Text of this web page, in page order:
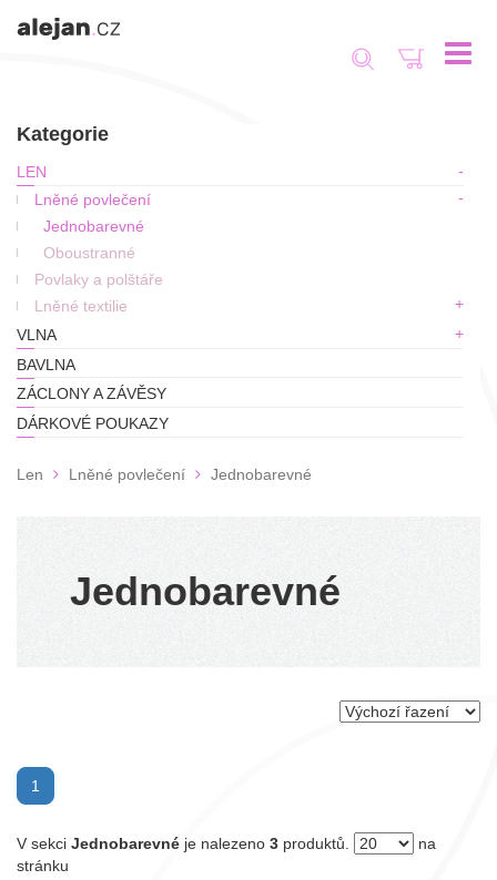
Toggle
Kategorie
LEN
Lněné povlečení
Jednobarevné
Oboustranné
Povlaky a polštáře
Lněné textilie
VLNA
BAVLNA
ZÁCLONY A ZÁVĚSY
DÁRKOVÉ POUKAZY
Len Lněné povlečení Jednobarevné
Jednobarevné
1
V sekci Jednobarevné je nalezeno 3 produktů.
na
stránku